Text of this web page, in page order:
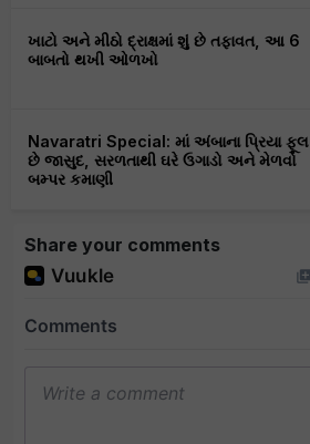
ખાટો અને મીઠો દ્રાક્ષમાં શું છે તફાવત, આ 6
બાબતો થખી ઓળખો
Navaratri Special: માં અંબાના પ્રિયા ફૂલ
છે જાસુદ, સરળતાથી ઘરે ઉગાડો અને મેળવો
બમ્પર કમાણી
Share your comments